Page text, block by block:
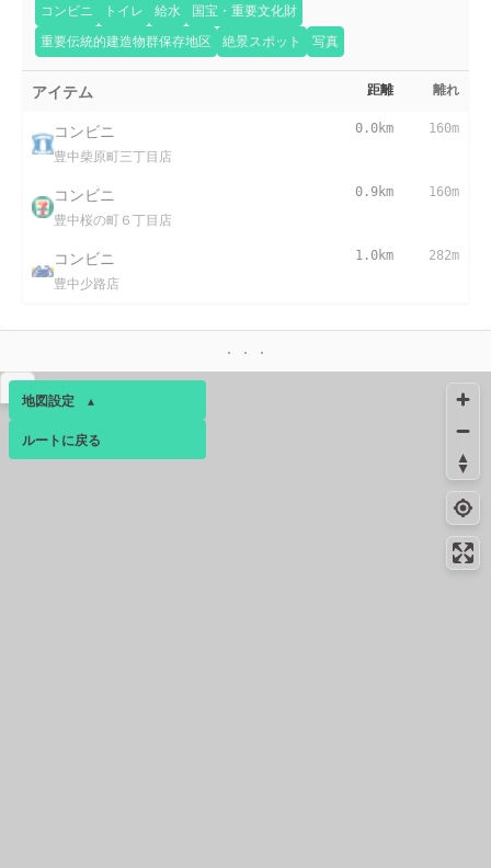
コンビニ トイレ 給水
国宝・重要文化財
重要伝統的建造物群保存地区
絶景スポット 写真
アイテム 距離 離れ
コンビニ
豊中柴原町三丁目店
0.0km 160m
コンビニ
豊中桜の町６丁目店
0.9km 160m
コンビニ
豊中少路店
1.0km 282m
地図設定 ▴
ベース ▴
ルートに戻る